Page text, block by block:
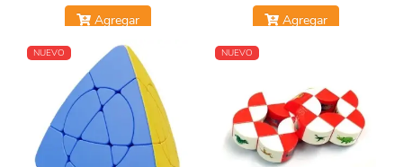
Agregar Agregar
NUEVO NUEVO